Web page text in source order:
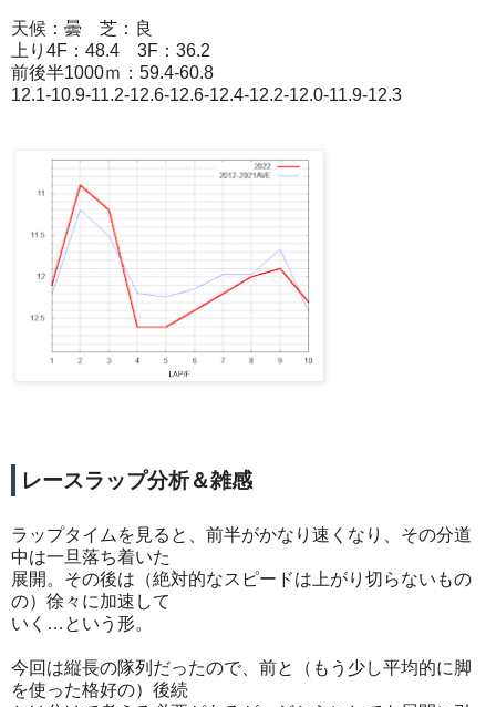
天候：曇 芝：良
上り4F：48.4 3F：36.2
前後半1000ｍ：59.4-60.8
12.1-10.9-11.2-12.6-12.6-12.4-12.2-12.0-11.9-12.3
レースラップ分析＆雑感
ラップタイムを見ると、前半がかなり速くなり、その分道
中は一旦落ち着いた
展開。その後は（絶対的なスピードは上がり切らないもの
の）徐々に加速して
いく…という形。
今回は縦長の隊列だったので、前と（もう少し平均的に脚
を使った格好の）後続